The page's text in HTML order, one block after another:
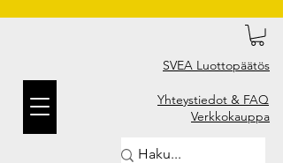
SVEA Luottopäätös
Yhteystiedot & FAQ
Verkkokauppa